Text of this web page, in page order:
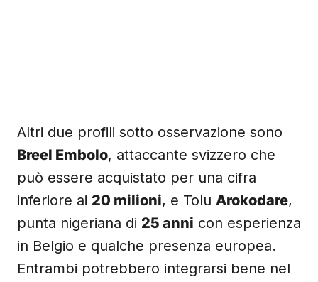
Altri due profili sotto osservazione sono
Breel Embolo, attaccante svizzero che
può essere acquistato per una cifra
inferiore ai 20 milioni, e Tolu Arokodare,
punta nigeriana di 25 anni con esperienza
in Belgio e qualche presenza europea.
Entrambi potrebbero integrarsi bene nel